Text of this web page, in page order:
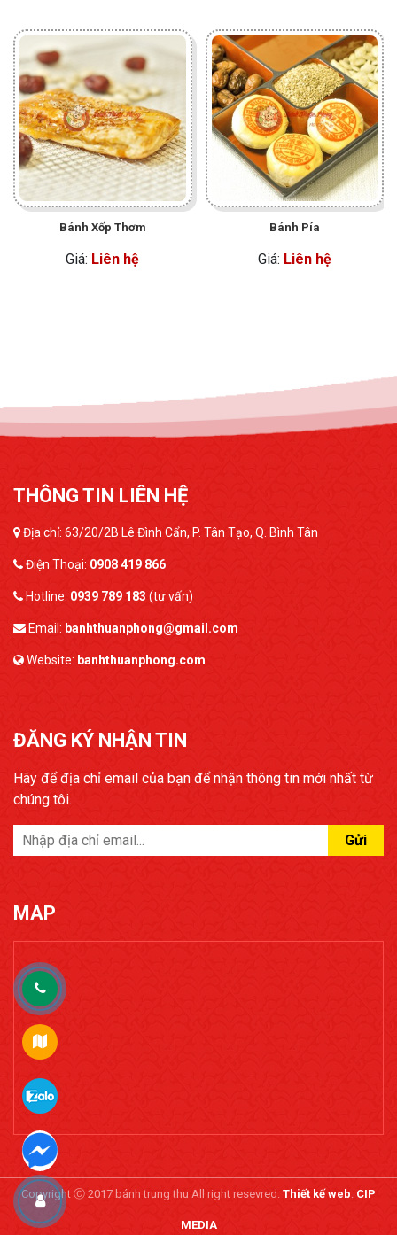
Bánh Xốp Thơm
Giá: Liên hệ
Bánh Pía
Giá: Liên hệ
THÔNG TIN LIÊN HỆ
Địa chỉ: 63/20/2B Lê Đình Cẩn, P. Tân Tạo, Q. Bình Tân
Điện Thoại: 0908 419 866
Hotline: 0939 789 183 (tư vấn)
Email: banhthuanphong@gmail.com
Website: banhthuanphong.com
ĐĂNG KÝ NHẬN TIN
Hãy để địa chỉ email của bạn để nhận thông tin mới nhất từ
chúng tôi.
Gửi
MAP
Copyright Ⓒ 2017 bánh trung thu All right resevred. Thiết kế web: CIP
MEDIA